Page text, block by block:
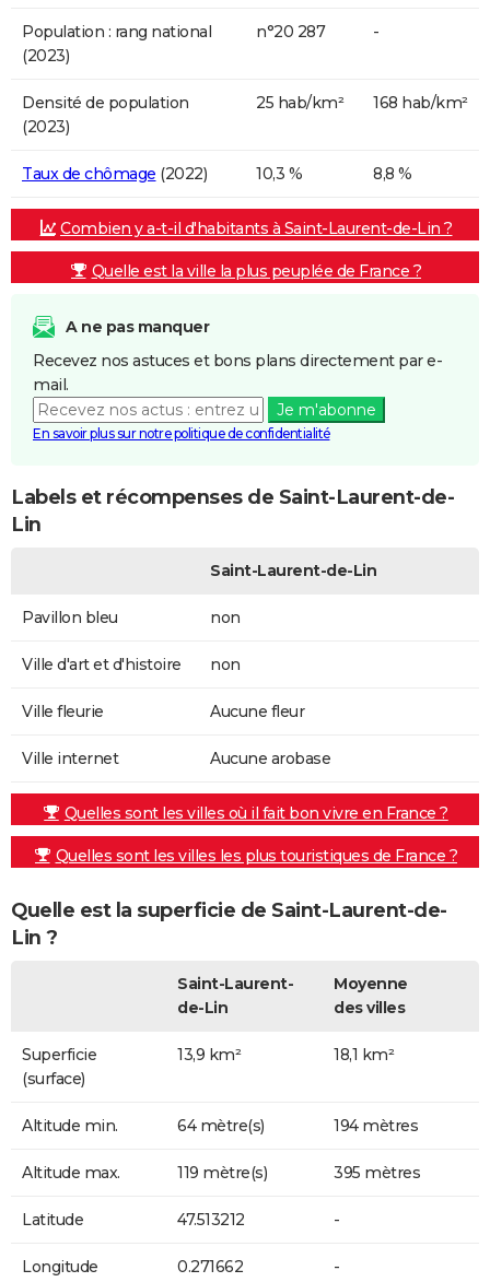
Population : rang national
(2023)
n°20 287 -
Densité de population
(2023)
25 hab/km² 168 hab/km²
Taux de chômage (2022) 10,3 % 8,8 %
Combien y a-t-il d'habitants à Saint-Laurent-de-Lin ?
Quelle est la ville la plus peuplée de France ?
A ne pas manquer
Recevez nos astuces et bons plans directement par e-
mail.
Je m'abonne
En savoir plus sur notre politique de confidentialité
Labels et récompenses de Saint-Laurent-de-
Lin
Saint-Laurent-de-Lin
Pavillon bleu non
Ville d'art et d'histoire non
Ville fleurie Aucune fleur
Ville internet Aucune arobase
Quelles sont les villes où il fait bon vivre en France ?
Quelles sont les villes les plus touristiques de France ?
Quelle est la superficie de Saint-Laurent-de-
Lin ?
Saint-Laurent-
de-Lin
Moyenne
des villes
Superficie
(surface)
13,9 km² 18,1 km²
Altitude min. 64 mètre(s) 194 mètres
Altitude max. 119 mètre(s) 395 mètres
Latitude 47.513212 -
Longitude 0.271662 -